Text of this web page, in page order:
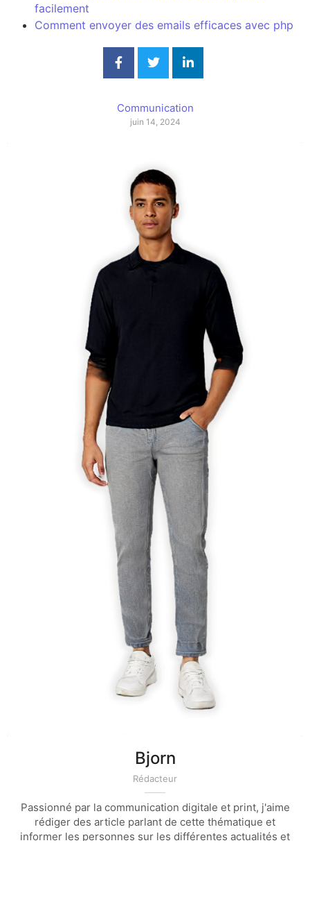
facilement
Comment envoyer des emails efficaces avec php
Communication
juin 14, 2024
Bjorn
Rédacteur
Passionné par la communication digitale et print, j'aime
rédiger des article parlant de cette thématique et
informer les personnes sur les différentes actualités et